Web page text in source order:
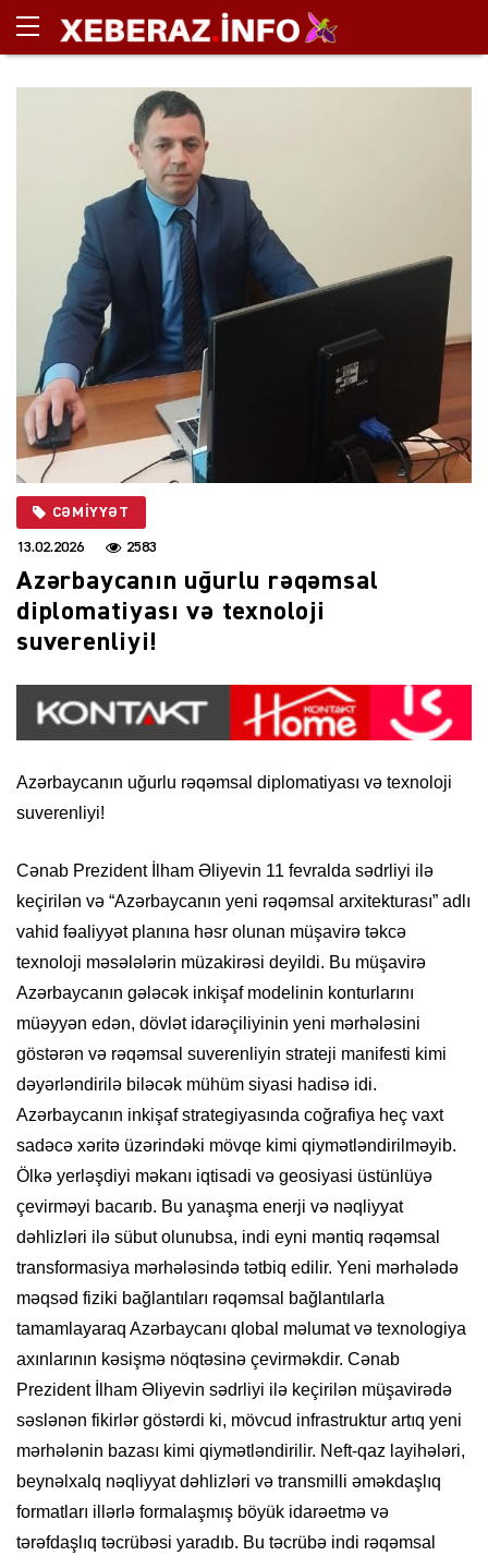
CƏMIYYƏT
13.02.2026 2583
Azərbaycanın uğurlu rəqəmsal
diplomatiyası və texnoloji
suverenliyi!
Azərbaycanın uğurlu rəqəmsal diplomatiyası və texnoloji
suverenliyi!
Cənab Prezident İlham Əliyevin 11 fevralda sədrliyi ilə
keçirilən və “Azərbaycanın yeni rəqəmsal arxitekturası” adlı
vahid fəaliyyət planına həsr olunan müşavirə təkcə
texnoloji məsələlərin müzakirəsi deyildi. Bu müşavirə
Azərbaycanın gələcək inkişaf modelinin konturlarını
müəyyən edən, dövlət idarəçiliyinin yeni mərhələsini
göstərən və rəqəmsal suverenliyin strateji manifesti kimi
dəyərləndirilə biləcək mühüm siyasi hadisə idi.
Azərbaycanın inkişaf strategiyasında coğrafiya heç vaxt
sadəcə xəritə üzərindəki mövqe kimi qiymətləndirilməyib.
Ölkə yerləşdiyi məkanı iqtisadi və geosiyasi üstünlüyə
çevirməyi bacarıb. Bu yanaşma enerji və nəqliyyat
dəhlizləri ilə sübut olunubsa, indi eyni məntiq rəqəmsal
transformasiya mərhələsində tətbiq edilir. Yeni mərhələdə
məqsəd fiziki bağlantıları rəqəmsal bağlantılarla
tamamlayaraq Azərbaycanı qlobal məlumat və texnologiya
axınlarının kəsişmə nöqtəsinə çevirməkdir. Cənab
Prezident İlham Əliyevin sədrliyi ilə keçirilən müşavirədə
səslənən fikirlər göstərdi ki, mövcud infrastruktur artıq yeni
mərhələnin bazası kimi qiymətləndirilir. Neft-qaz layihələri,
beynəlxalq nəqliyyat dəhlizləri və transmilli əməkdaşlıq
formatları illərlə formalaşmış böyük idarəetmə və
tərəfdaşlıq təcrübəsi yaradıb. Bu təcrübə indi rəqəmsal